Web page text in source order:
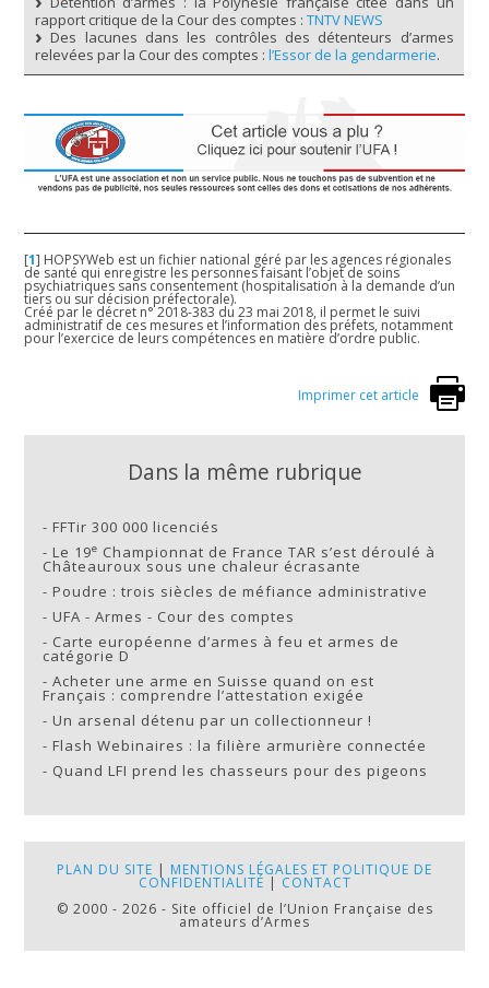
rapport critique de la Cour des comptes :TNTV NEWS
Des lacunes dans les contrôles des détenteurs d’armes
relevées par la Cour des comptes :l’Essor de la gendarmerie.
[1] HOPSYWeb est un fichier national géré par les agences régionales
de santé qui enregistre les personnes faisant l’objet de soins
psychiatriques sans consentement (hospitalisation à la demande d’un
tiers ou sur décision préfectorale).
Créé par le décret n° 2018-383 du 23 mai 2018, il permet le suivi
administratif de ces mesures et l’information des préfets, notamment
pour l’exercice de leurs compétences en matière d’ordre public.
Imprimer cet article
Dans la même rubrique
-FFTir 300 000 licenciés
-Le 19e Championnat de France TAR s’est déroulé à
Châteauroux sous une chaleur écrasante
-Poudre : trois siècles de méfiance administrative
-UFA - Armes - Cour des comptes
- Carte européenne d’armes à feu et armes de
catégorie D
-Acheter une arme en Suisse quand on est
Français : comprendre l’attestation exigée
-Un arsenal détenu par un collectionneur !
-Flash Webinaires : la filière armurière connectée
- Quand LFI prend les chasseurs pour des pigeons
PLAN DU SITE | MENTIONS LÉGALES ET POLITIQUE DE
CONFIDENTIALITÉ | CONTACT
© 2000 - 2026 - Site officiel de l’Union Française des
amateurs d’Armes